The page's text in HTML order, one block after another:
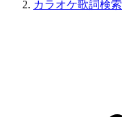
カラオケ歌詞検索